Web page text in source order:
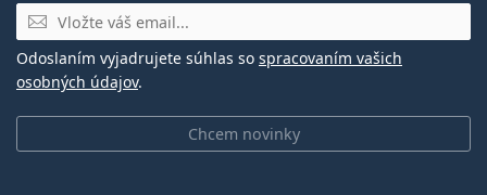
E-mail
Chcem novinky
Odoslaním vyjadrujete súhlas so spracovaním vašich
osobných údajov.